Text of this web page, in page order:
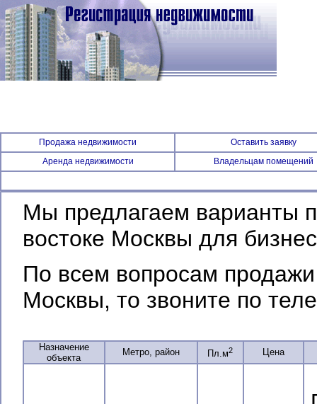
Продажа недвижимости
Оставить заявку
Аренда недвижимости
Владельцам помещений
Мы предлагаем варианты
востоке Москвы для
По всем вопросам
Москвы, то звоните по
Назначение
объекта
Метро, район Пл.м2 Цена